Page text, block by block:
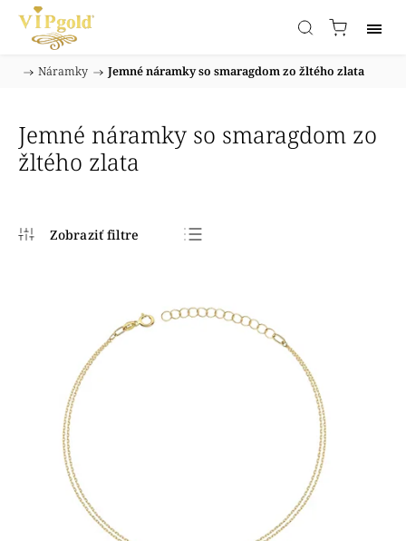
/ Náramky / Jemné náramky so smaragdom zo žltého zlata
Jemné náramky so smaragdom zo
žltého zlata
Najdrahšie
Abecedne